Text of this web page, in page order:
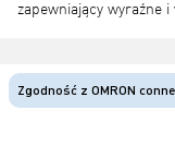
zapewniający wyraźne
Zgodność z OMRON